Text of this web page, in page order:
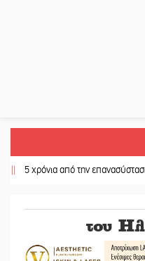
χρόνια από την επανασύσταση της
του